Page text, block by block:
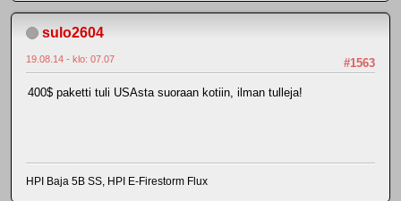
sulo2604
#1563
19.08.14 - klo: 07.07
400$ paketti tuli USAsta suoraan kotiin, ilman tulleja!
HPI Baja 5B SS, HPI E-Firestorm Flux